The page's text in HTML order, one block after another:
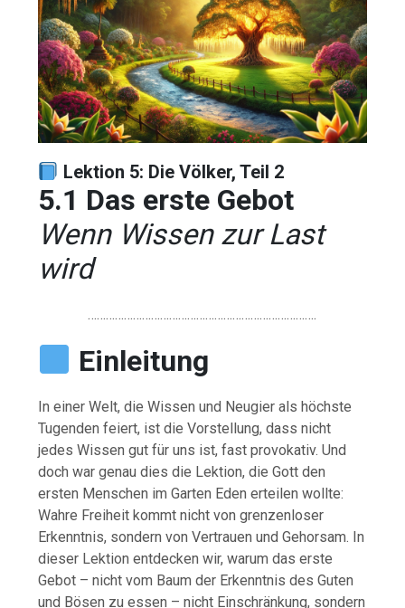
Lektion 5: Die Völker, Teil 2
5.1 Das erste Gebot
Wenn Wissen zur Last
wird
………………………………………………………………….
Einleitung
In einer Welt, die Wissen und Neugier als höchste
Tugenden feiert, ist die Vorstellung, dass nicht
jedes Wissen gut für uns ist, fast provokativ. Und
doch war genau dies die Lektion, die Gott den
ersten Menschen im Garten Eden erteilen wollte:
Wahre Freiheit kommt nicht von grenzenloser
Erkenntnis, sondern von Vertrauen und Gehorsam. In
dieser Lektion entdecken wir, warum das erste
Gebot – nicht vom Baum der Erkenntnis des Guten
und Bösen zu essen – nicht Einschränkung, sondern